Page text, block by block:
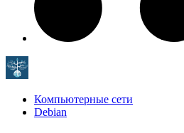
Компьютерные сети
Debian